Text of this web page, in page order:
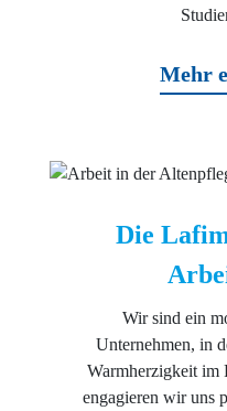
Mehr
Die
Wir sind ein
Unternehmen, in
Warmherzigkeit im
engagieren wir uns